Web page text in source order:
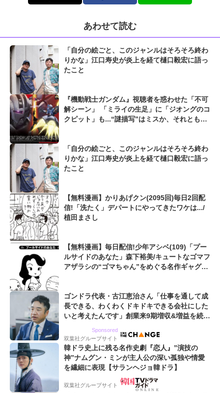
あわせて読む
「自分の絵ごと、このジャンルはそろそろ終わ
りかな」江口寿史が炎上を経て樋口毅宏に語っ
たこと
『機動戦士ガンダム』視聴者を惑わせた「不可
解シーン」 「ミライの生足」に「ジオングのコ
クピット」も...“謎描写”はミスか、それとも演
「自分の絵ごと、このジャンルはそろそろ終わ
りかな」江口寿史が炎上を経て樋口毅宏に語っ
たこと
【無料漫画】かりあげクン(2095回)毎日2回配
信!「洗たく」デパートにやってきたワケは.../
植田まさし
【無料漫画】毎日配信!少年アシベ(109)「プー
ルサイドのあなた」森下裕美/キュートなゴマフ
アザラシの“ゴマちゃん”をめぐる名作ギャグ4
ゴンドラ代表・古江恵治さん「仕事を通して成
長できる、わくわくドキドキできる会社にした
いと考えたんです」創業来9期増収&増益を続け
Sponsored
双葉社グループサイト
韓ドラ史上に残る名作史劇『恋人』”演技の
神”ナムグン・ミンが主人公の深い孤独や情愛
を繊細に表現【サランヘジョ韓ドラ】
双葉社グループサイト